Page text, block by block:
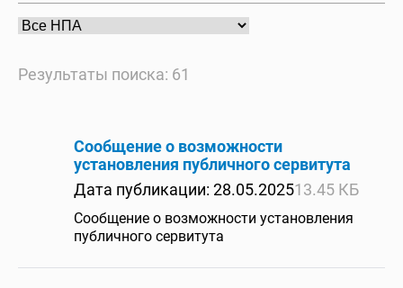
Результаты поиска: 61
Сообщение о возможности
установления публичного сервитута
Дата публикации: 28.05.202513.45 КБ
Сообщение о возможности установления
публичного сервитута